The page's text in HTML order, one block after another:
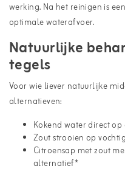
werking. Na het reinigen is
optimale waterafvoer.
Natuurlijke
tegels
Voor wie liever natuurlijke
alternatieven:
Kokend water direct
Zout strooien op
Citroensap met zout
alternatief*